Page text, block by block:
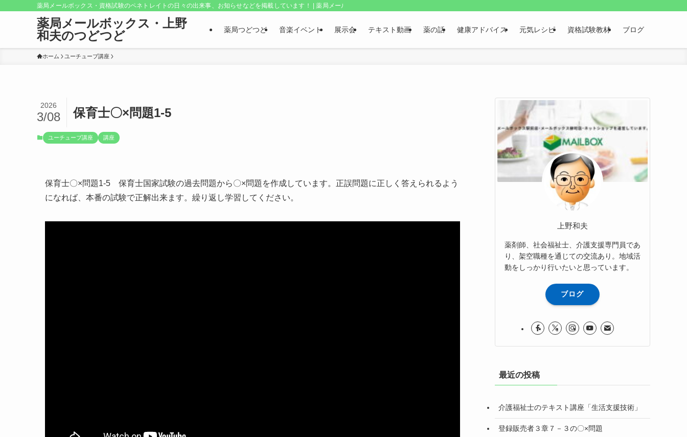
薬局メールボックス・資格試験のペネトレイトの日々の出来事、お知らせなどを掲載しています！ | 薬局メールボックス・上野和夫のつどつど
薬局メールボックス・上野
和夫のつどつど
薬局つどつど 音楽イベント 展示会 テキスト動画 薬の話 健康アドバイス 元気レシピ 資格試験教材 ブログ
ホーム ユーチューブ講座
保育士〇×問題1-5
2026
3/08
ユーチューブ講座 講座
保育士〇×問題1-5 保育士国家試験の過去問題から〇×問題を作成しています。正誤問題に正しく答えられるよう
になれば、本番の試験で正解出来ます。繰り返し学習してください。
上野和夫
薬剤師、社会福祉士、介護支援専門員であ
り、架空職種を通じての交流あり。地域活
動をしっかり行いたいと思っています。
ブログ
最近の投稿
介護福祉士のテキスト講座「生活支援技術」
登録販売者３章７－３の〇×問題